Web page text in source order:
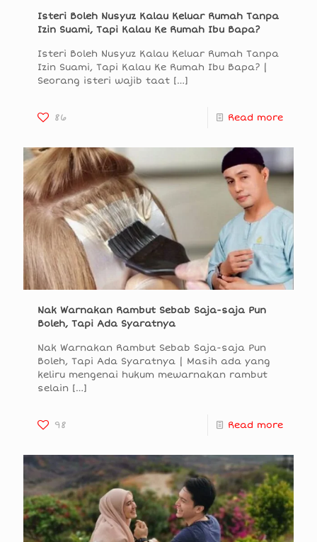
Isteri Boleh Nusyuz Kalau Keluar Rumah Tanpa
Izin Suami, Tapi Kalau Ke Rumah Ibu Bapa?
Isteri Boleh Nusyuz Kalau Keluar Rumah Tanpa
Izin Suami, Tapi Kalau Ke Rumah Ibu Bapa? |
Seorang isteri wajib taat […]
86 Read more
Nak Warnakan Rambut Sebab Saja-saja Pun
Boleh, Tapi Ada Syaratnya
Nak Warnakan Rambut Sebab Saja-saja Pun
Boleh, Tapi Ada Syaratnya | Masih ada yang
keliru mengenai hukum mewarnakan rambut
selain […]
98 Read more